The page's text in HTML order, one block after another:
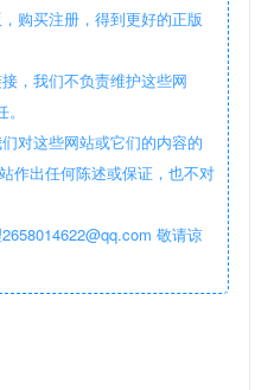
购买注册，得到更好的正版
，我们不负责维护这些网
对这些网站或它们的内容的
作出任何陈述或保证，也不对
敬请谅